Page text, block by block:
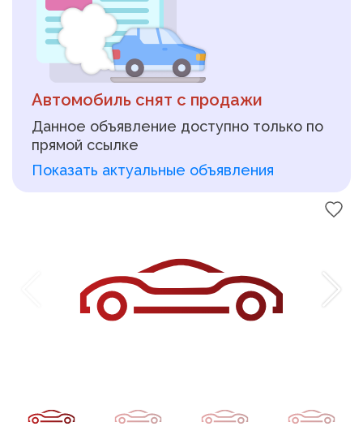
Автомобиль снят с продажи
Данное объявление доступно только по
прямой ссылке
Показать актуальные объявления